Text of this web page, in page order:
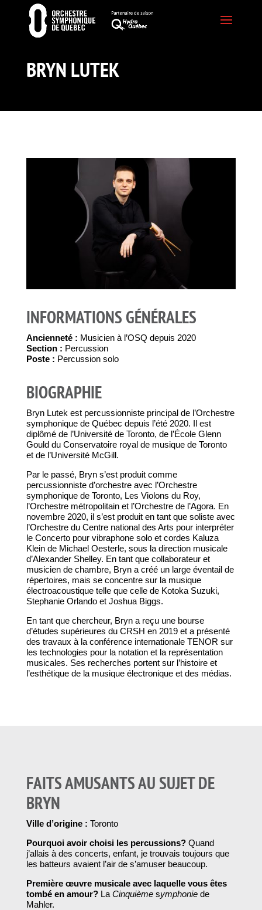
BRYN LUTEK
INFORMATIONS GÉNÉRALES
Ancienneté : Musicien à l’OSQ depuis 2020
Section : Percussion
Poste : Percussion solo
BIOGRAPHIE
Bryn Lutek est percussionniste principal de l’Orchestre
symphonique de Québec depuis l’été 2020. Il est
diplômé de l’Université de Toronto, de l’École Glenn
Gould du Conservatoire royal de musique de Toronto
et de l’Université McGill.
Par le passé, Bryn s’est produit comme
percussionniste d’orchestre avec l’Orchestre
symphonique de Toronto, Les Violons du Roy,
l’Orchestre métropolitain et l’Orchestre de l’Agora. En
novembre 2020, il s’est produit en tant que soliste avec
l’Orchestre du Centre national des Arts pour interpréter
le Concerto pour vibraphone solo et cordes Kaluza
Klein de Michael Oesterle, sous la direction musicale
d’Alexander Shelley. En tant que collaborateur et
musicien de chambre, Bryn a créé un large éventail de
répertoires, mais se concentre sur la musique
électroacoustique telle que celle de Kotoka Suzuki,
Stephanie Orlando et Joshua Biggs.
En tant que chercheur, Bryn a reçu une bourse
d’études supérieures du CRSH en 2019 et a présenté
des travaux à la conférence internationale TENOR sur
les technologies pour la notation et la représentation
musicales. Ses recherches portent sur l’histoire et
l’esthétique de la musique électronique et des médias.
FAITS AMUSANTS AU SUJET DE
BRYN
Ville d’origine : Toronto
Pourquoi avoir choisi les percussions? Quand
j’allais à des concerts, enfant, je trouvais toujours que
les batteurs avaient l’air de s’amuser beaucoup.
Première œuvre musicale avec laquelle vous êtes
tombé en amour? La Cinquièmesymphoniede
Mahler.